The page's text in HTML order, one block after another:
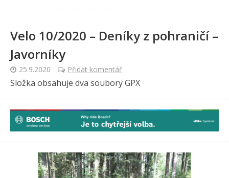
Velo 10/2020 – Deníky z pohraničí –
Javorníky
25.9.2020 Přidat komentář
Složka obsahuje dva soubory GPX